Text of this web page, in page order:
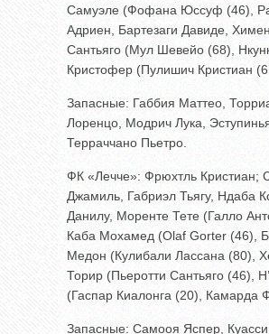
Самуэле (Фофана Юссуф (46),
Адриен, Бартезаги Давиде,
Сантьяго (Мул Шевейо (68),
Кристофер (Пулишич Кристиан
Запасные: Габбия Маттео,
Лоренцо, Модрич Лука,
Терраччано Пьетро.
ФК «Лечче»: Фрюхтль Кристиан;
Джамиль, Габриэл Тьягу, Ндаба
Данилу, Моренте Тете (Галло
Каба Мохамед (Olaf Gorter (46),
Медон (Кулибали Лассана (80),
Торир (Пьеротти Сантьяго (46),
(Гаспар Киалонга (20), Камарда
Запасные: Самооя Яспер, Куасси